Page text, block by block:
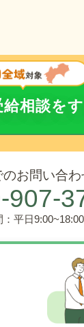
給相談を
のお問い合わ
907-
：平日9:00~18:00